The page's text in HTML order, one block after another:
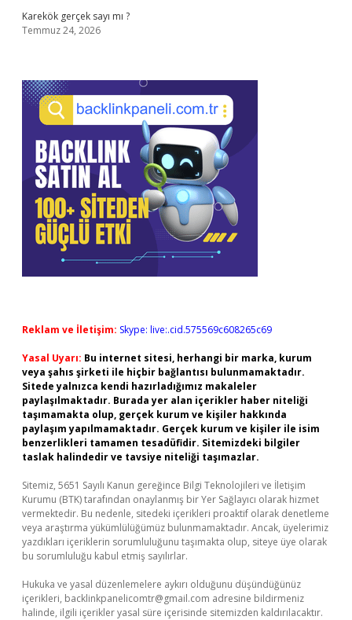
Karekök gerçek sayı mı ?
Temmuz 24, 2026
Reklam ve İletişim: Skype: live:.cid.575569c608265c69
Yasal Uyarı: Bu internet sitesi, herhangi bir marka, kurum
veya şahıs şirketi ile hiçbir bağlantısı bulunmamaktadır.
Sitede yalnızca kendi hazırladığımız makaleler
paylaşılmaktadır. Burada yer alan içerikler haber niteliği
taşımamakta olup, gerçek kurum ve kişiler hakkında
paylaşım yapılmamaktadır. Gerçek kurum ve kişiler ile isim
benzerlikleri tamamen tesadüfidir. Sitemizdeki bilgiler
taslak halindedir ve tavsiye niteliği taşımazlar.
Sitemiz, 5651 Sayılı Kanun gereğince Bilgi Teknolojileri ve İletişim
Kurumu (BTK) tarafından onaylanmış bir Yer Sağlayıcı olarak hizmet
vermektedir. Bu nedenle, sitedeki içerikleri proaktif olarak denetleme
veya araştırma yükümlülüğümüz bulunmamaktadır. Ancak, üyelerimiz
yazdıkları içeriklerin sorumluluğunu taşımakta olup, siteye üye olarak
bu sorumluluğu kabul etmiş sayılırlar.
Hukuka ve yasal düzenlemelere aykırı olduğunu düşündüğünüz
içerikleri, backlinkpanelicomtr@gmail.com adresine bildirmeniz
halinde, ilgili içerikler yasal süre içerisinde sitemizden kaldırılacaktır.